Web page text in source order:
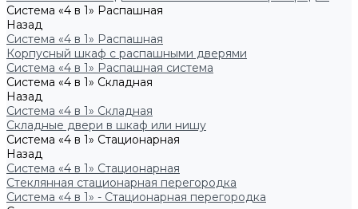
Система «4 в 1» Распашная
Назад
Система «4 в 1» Распашная
Корпусный шкаф с распашными дверями
Система «4 в 1» Распашная система
Система «4 в 1» Складная
Назад
Система «4 в 1» Складная
Складные двери в шкаф или нишу
Система «4 в 1» Стационарная
Назад
Система «4 в 1» Стационарная
Стеклянная стационарная перегородка
Система «4 в 1» - Стационарная перегородка